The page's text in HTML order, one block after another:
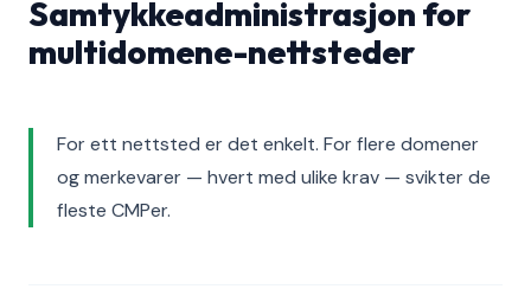
Samtykkeadministrasjon for
multidomene-nettsteder
For ett nettsted er det enkelt. For flere domener
og merkevarer — hvert med ulike krav — svikter de
fleste CMPer.